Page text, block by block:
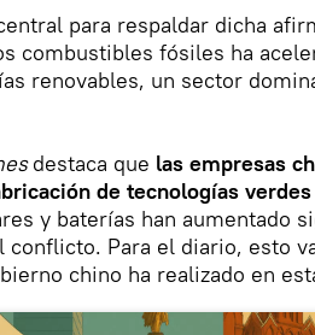
para respaldar dicha
combustibles fósiles ha
renovables, un sector
destaca que las empresas
de tecnologías verdes
y baterías han aumentado
conflicto. Para el diario, esto
chino ha realizado en